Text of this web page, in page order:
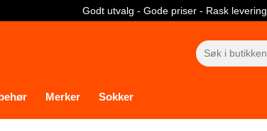
Godt utvalg - Gode priser - Rask levering
Søk
etter:
Merker Sokker